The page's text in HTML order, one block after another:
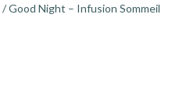
/ Good Night – Infusion Sommeil